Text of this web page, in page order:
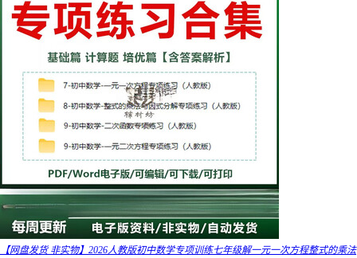
【网盘发货 非实物】2026人教版初中数学专项训练七年级解一元一次方程整式的乘法